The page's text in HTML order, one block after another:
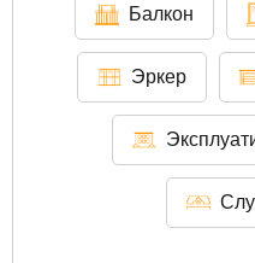
Балкон
Эркер